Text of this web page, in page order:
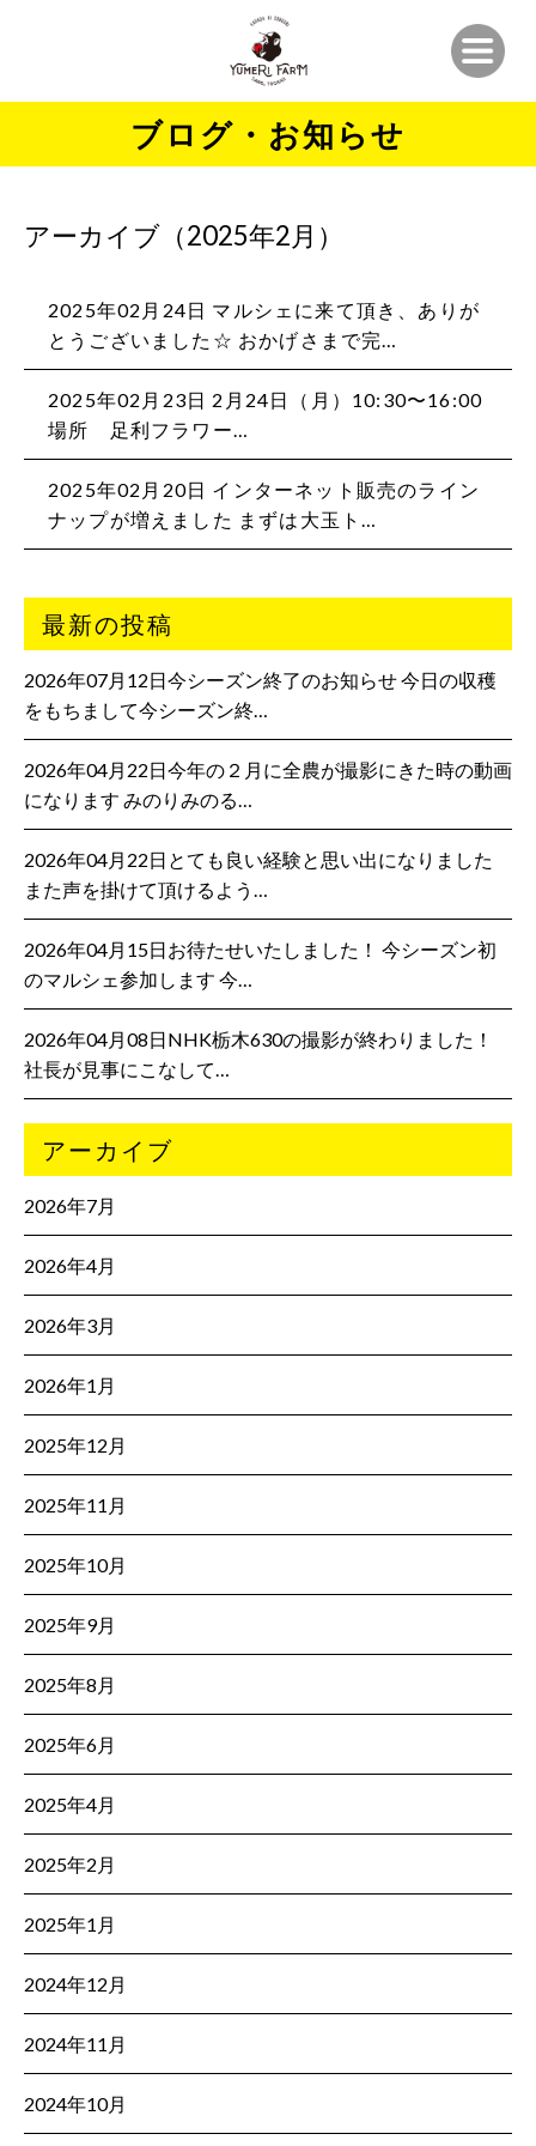
ブログ・お知らせ
アーカイブ（2025年2月）
2025年02月24日 マルシェに来て頂き、ありが
とうございました☆ おかげさまで完…
2025年02月23日 2月24日（月）️10:30〜16:00
場所 足利フラワー…
2025年02月20日 インターネット販売のライン
ナップが増えました️ まずは大玉ト…
最新の投稿
2026年07月12日今シーズン終了のお知らせ 今日の収穫
をもちまして今シーズン終…
2026年04月22日今年の２月に全農が撮影にきた時の動画
になります みのりみのる…
2026年04月22日とても良い経験と思い出になりました
また声を掛けて頂けるよう…
2026年04月15日お待たせいたしました！ 今シーズン初
のマルシェ参加します 今…
2026年04月08日NHK栃木630の撮影が終わりました！
社長が見事にこなして…
アーカイブ
2026年7月
2026年4月
2026年3月
2026年1月
2025年12月
2025年11月
2025年10月
2025年9月
2025年8月
2025年6月
2025年4月
2025年2月
2025年1月
2024年12月
2024年11月
2024年10月